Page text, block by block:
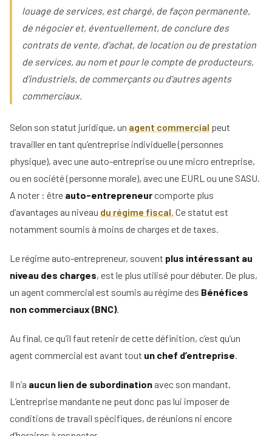
louage de services, est chargé, de façon permanente,
de négocier et, éventuellement, de conclure des
contrats de vente, d’achat, de location ou de prestation
de services, au nom et pour le compte de producteurs,
d’industriels, de commerçants ou d’autres agents
commerciaux.
Selon son statut juridique, un agent commercial peut
travailler en tant qu’entreprise individuelle (personnes
physique), avec une auto-entreprise ou une micro entreprise,
ou en société (personne morale), avec une EURL ou une SASU.
A noter : être auto-entrepreneurcomporte plus
d’avantages au niveau du régime fiscal. Ce statut est
notamment soumis à moins de charges et de taxes.
Le régime auto-entrepreneur, souvent plus intéressant au
niveau des charges, est le plus utilisé pour débuter. De plus,
un agent commercial est soumis au régime des Bénéfices
non commerciaux (BNC).
Au final, ce qu’il faut retenir de cette définition, c’est qu’un
agent commercial est avant tout un chef d’entreprise.
Il n’a aucun lien de subordination avec son mandant.
L’entreprise mandante ne peut donc pas lui imposer de
conditions de travail spécifiques, de réunions ni encore